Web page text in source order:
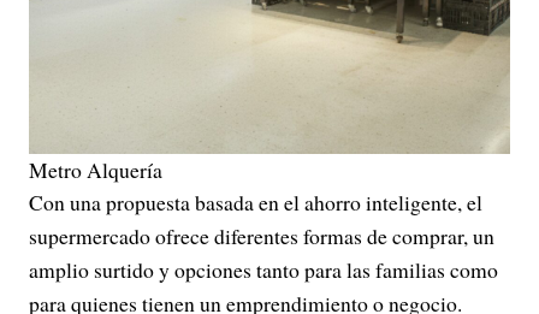
Metro Alquería
Con una propuesta basada en el ahorro inteligente, el
supermercado ofrece diferentes formas de comprar, un
amplio surtido y opciones tanto para las familias como
para quienes tienen un emprendimiento o negocio.